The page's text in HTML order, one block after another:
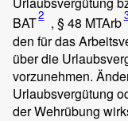
BAT2 , § 48 MTArb
den für das
über die
vorzunehmen.
Urlaubsvergütung
der Wehrübung